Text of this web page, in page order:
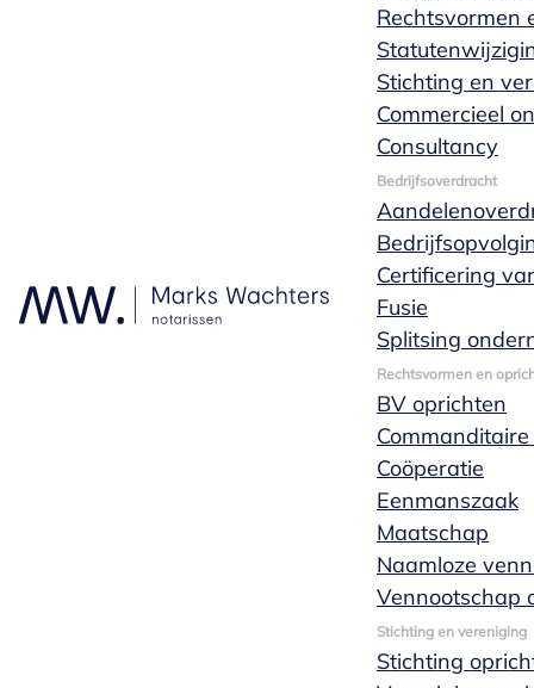
Rechtsvormen
Stichting en
Commercieel
Consultancy
Bedrijfsoverdracht
Certificering
Fusie
Splitsing
Rechtsvormen en
BV oprichten
Coöperatie
Eenmanszaak
Maatschap
Naamloze
Vennootschap
Stichting en vereniging
Stichting
Offerte
aanvragen